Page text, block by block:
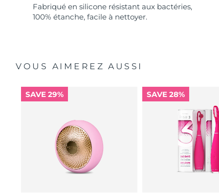
Fabriqué en silicone résistant aux bactéries,
100% étanche, facile à nettoyer.
VOUS AIMEREZ AUSSI
SAVE 29% SAVE 28%